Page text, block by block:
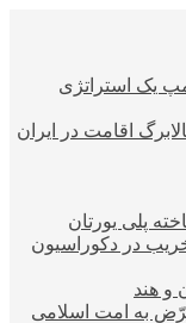
یک استراتژی
اقامت در ایران
پلی یورتان
در دکوراسیون
و هند
به امت اسلامی